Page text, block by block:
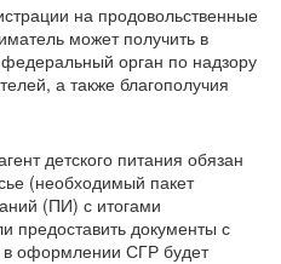
на продовольственные
может получить в
орган по надзору
а также благополучия
детского питания обязан
(необходимый пакет
(ПИ) с итогами
предоставить документы с
оформлении СГР будет